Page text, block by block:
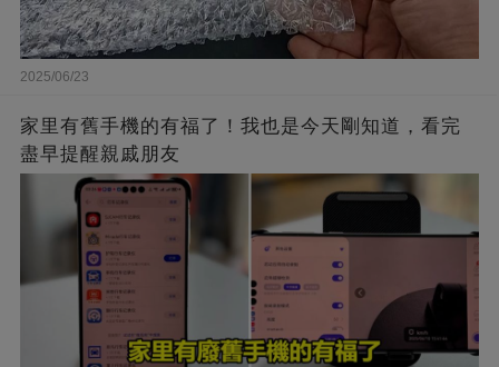
2025/06/23
家里有舊手機的有福了！我也是今天剛知道，看完
盡早提醒親戚朋友